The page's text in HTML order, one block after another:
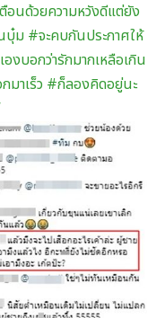
อนด้วยความหวังดีแต่ยัง
บุ๋ม #จะคบกันประกาศให้
งบอกว่ารักมากเหลือเกิน
มาเร็ว #ก็ลองคิดอยู่นะ